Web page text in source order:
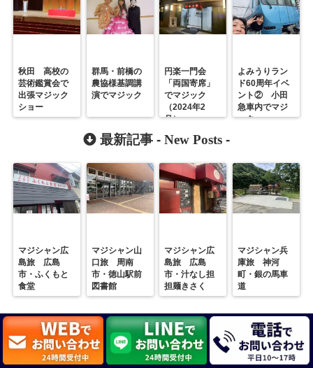
秋田 高校の
芸術鑑賞会で
出張マジック
ショー
群馬・前橋の
農協様基調講
演でマジック
円楽一門会
「両国寄席」
でマジック
（2024年2
月）
よみうりラン
ド60周年イベ
ント② 小田
急車内でマジ
ック
最新記事 - New Posts -
マジシャン広
島旅 広島
市・ふくもと
食堂
マジシャン山
口旅 周南
市・徳山駅前
図書館
マジシャン広
島旅 広島
市・汁なし担
担麺きさく
マジシャン兵
庫旅 神河
町・銀の馬車
道